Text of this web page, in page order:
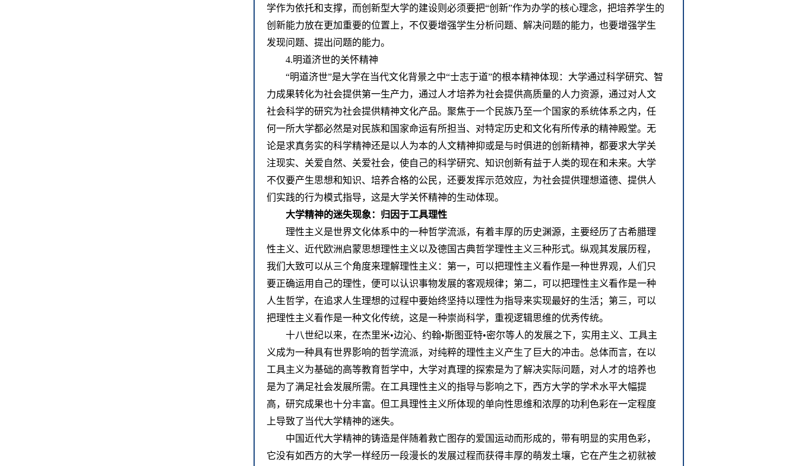
学作为依托和支撑，而创新型大学的建设则必须要把“创新”作为办学的核心理念，把培养学生的
创新能力放在更加重要的位置上，不仅要增强学生分析问题、解决问题的能力，也要增强学生
发现问题、提出问题的能力。
4.明道济世的关怀精神
“明道济世”是大学在当代文化背景之中“士志于道”的根本精神体现：大学通过科学研究、智
力成果转化为社会提供第一生产力，通过人才培养为社会提供高质量的人力资源，通过对人文
社会科学的研究为社会提供精神文化产品。聚焦于一个民族乃至一个国家的系统体系之内，任
何一所大学都必然是对民族和国家命运有所担当、对特定历史和文化有所传承的精神殿堂。无
论是求真务实的科学精神还是以人为本的人文精神抑或是与时俱进的创新精神，都要求大学关
注现实、关爱自然、关爱社会，使自己的科学研究、知识创新有益于人类的现在和未来。大学
不仅要产生思想和知识、培养合格的公民，还要发挥示范效应，为社会提供理想道德、提供人
们实践的行为模式指导，这是大学关怀精神的生动体现。
大学精神的迷失现象：归因于工具理性
理性主义是世界文化体系中的一种哲学流派，有着丰厚的历史渊源，主要经历了古希腊理
性主义、近代欧洲启蒙思想理性主义以及德国古典哲学理性主义三种形式。纵观其发展历程，
我们大致可以从三个角度来理解理性主义：第一，可以把理性主义看作是一种世界观，人们只
要正确运用自己的理性，便可以认识事物发展的客观规律；第二，可以把理性主义看作是一种
人生哲学，在追求人生理想的过程中要始终坚持以理性为指导来实现最好的生活；第三，可以
把理性主义看作是一种文化传统，这是一种崇尚科学，重视逻辑思维的优秀传统。
十八世纪以来，在杰里米•边沁、约翰•斯图亚特•密尔等人的发展之下，实用主义、工具主
义成为一种具有世界影响的哲学流派，对纯粹的理性主义产生了巨大的冲击。总体而言，在以
工具主义为基础的高等教育哲学中，大学对真理的探索是为了解决实际问题，对人才的培养也
是为了满足社会发展所需。在工具理性主义的指导与影响之下，西方大学的学术水平大幅提
高，研究成果也十分丰富。但工具理性主义所体现的单向性思维和浓厚的功利色彩在一定程度
上导致了当代大学精神的迷失。
中国近代大学精神的铸造是伴随着救亡图存的爱国运动而形成的，带有明显的实用色彩，
它没有如西方的大学一样经历一段漫长的发展过程而获得丰厚的萌发土壤，它在产生之初就被